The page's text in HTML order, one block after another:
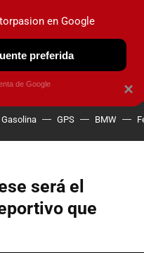
OBSERVATORIO
Gasolina GPS BMW
será el
que
×
en Google
preferida
de Google